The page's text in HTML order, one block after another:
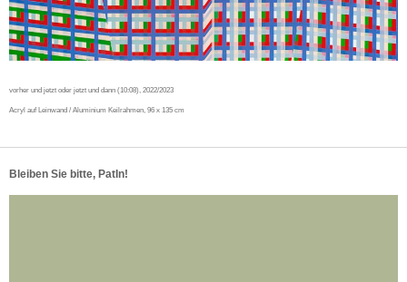
vorher und jetzt oder jetzt und dann (10:08), 2022/2023
Acryl auf Leinwand / Aluminium Keilrahmen, 96 x 135 cm
Bleiben Sie bitte, PatIn!